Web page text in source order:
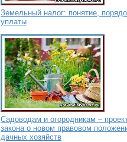
Земельный налог: понятие,
уплаты
Садоводам и огородникам –
закона о новом правовом
дачных хозяйств